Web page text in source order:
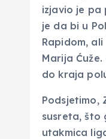
izjavio je pa
je da bi u
Rapidom,
Marija
do kraja
Podsjetimo,
susreta, što
utakmica